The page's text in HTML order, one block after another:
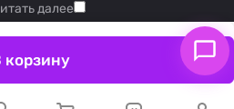
корзину
далее